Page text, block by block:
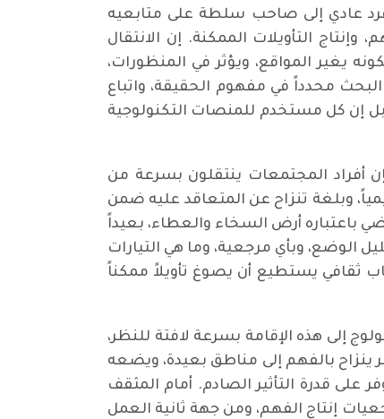
فرد عادي إلى صاحب سلطة على متابعيه
التأويلات الممكنة. إن الانتقال
يغير المواقع، ويؤثر في المنظورات،
محدداً في مفهوم الحقيقة، واتباع
بل إن كل مستخدم للمنصات التكنولوجية
أفراد المجتمعات ينتقلون بسرعة من
وبلغة تنزاح عن المتعاقد عليه ضمن
باعتباره أرض السخاء والعطاء، بعيداً
الوضع، وبأي مرجعية، وما هي التيارات
ثقافي يستطيع أن يصوغ تأويلاً ممكناً
إلى هذه الإقامة بسرعة لافتة للنظر،
ينزاح بالفهم إلى مناطق بعيدة، ويضعه
على قدرة التأثير الصادم. أمام المثقف
إنتاج الفهم، ومن جهة ثانية العمل